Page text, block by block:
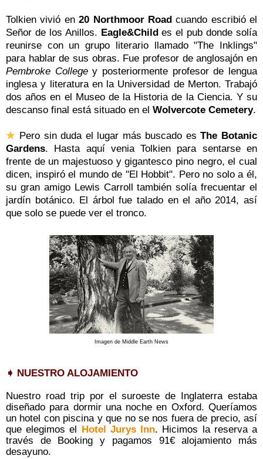
Tolkien vivió en20 Northmoor Roadcuando escribió el
Señor de los Anillos. Eagle&Childes el pub donde solía
reunirse con un grupo literario llamado "The Inklings"
para hablar de sus obras. Fue profesor de anglosajón en
Pembroke Collegey posteriormente profesor de lengua
inglesa y literatura en la Universidad de Merton. Trabajó
dos años en el Museo de la Historia de la Ciencia. Y su
descanso final está situado en el Wolvercote Cemetery.
★ Pero sin duda el lugar más buscado esThe Botanic
Gardens. Hasta aquí venia Tolkien para sentarse en
frente de un majestuoso y gigantesco pino negro, el cual
dicen, inspiró el mundo de "El Hobbit". Pero no solo a él,
su gran amigo Lewis Carroll también solía frecuentar el
jardín botánico. El árbol fue talado en el año 2014, así
que solo se puede ver el tronco.
Imagen de Middle Earth News
➧ NUESTRO ALOJAMIENTO
Nuestro road trip por el suroeste de Inglaterra estaba
diseñado para dormir una noche en Oxford. Queríamos
un hotel con piscina y que no se nos fuera de precio, así
que elegimos el Hotel Jurys Inn. Hicimos la reserva a
través de Booking y pagamos 91€ alojamiento más
desayuno.